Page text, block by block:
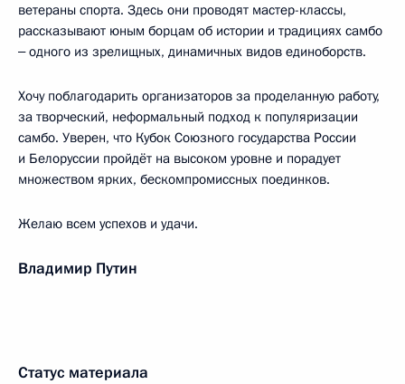
ветераны спорта. Здесь они проводят мастер-классы,
рассказывают юным борцам об истории и традициях самбо
‒ одного из зрелищных, динамичных видов единоборств.
Хочу поблагодарить организаторов за проделанную работу,
за творческий, неформальный подход к популяризации
самбо. Уверен, что Кубок Союзного государства России
и Белоруссии пройдёт на высоком уровне и порадует
множеством ярких, бескомпромиссных поединков.
Желаю всем успехов и удачи.
Владимир Путин
Статус материала